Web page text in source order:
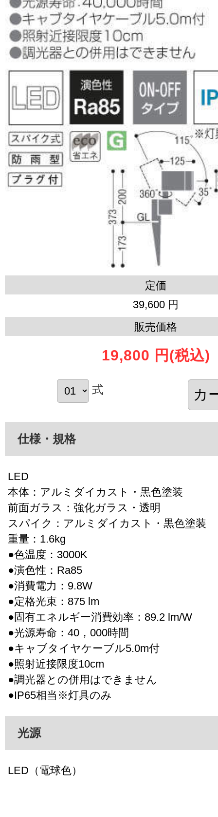
定価
39,600 円
販売価格
19,800 円 (税込)
式
仕様・規格
LED
本体：アルミダイカスト・黒色塗装
前面ガラス：強化ガラス・透明
スパイク：アルミダイカスト・黒色塗装
重量：1.6kg
●色温度：3000K
●演色性：Ra85
●消費電力：9.8W
●定格光束：875 lm
●固有エネルギー消費効率：89.2 lm/W
●光源寿命：40，000時間
●キャブタイヤケーブル5.0m付
●照射近接限度10cm
●調光器との併用はできません
●IP65相当※灯具のみ
光源
LED（電球色）